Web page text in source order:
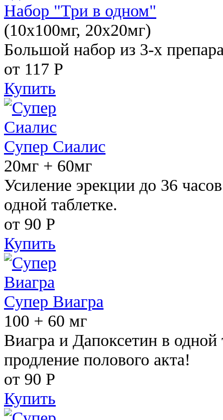
Набор "Три в одном"
(10x100мг, 20x20мг)
Большой набор из 3-х
от 117 Р
Купить
Супер Сиалис
20мг + 60мг
Усиление эрекции до 36
одной таблетке.
от 90 Р
Купить
Супер Виагра
100 + 60 мг
Виагра и Дапоксетин в одной
продление полового акта!
от 90 Р
Купить